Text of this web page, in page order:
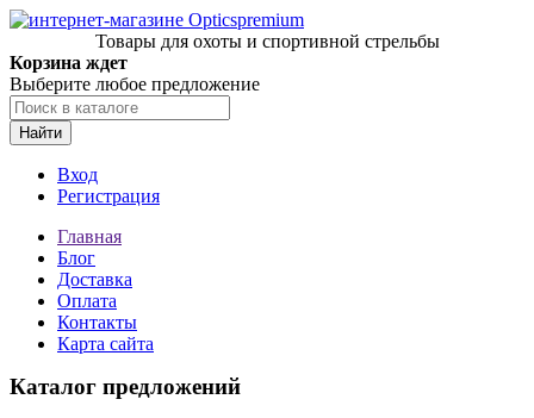
Товары для охоты и спортивной стрельбы
Корзина ждет
Выберите любое предложение
Найти
Вход
Регистрация
Главная
Блог
Доставка
Оплата
Контакты
Карта сайта
Каталог предложений